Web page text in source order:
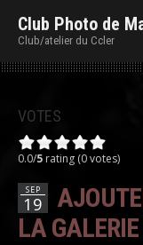
Club Photo de
Club/atelier du Ccler
VOTES
0.0/5 rating (0 votes)
SEP
19
LA